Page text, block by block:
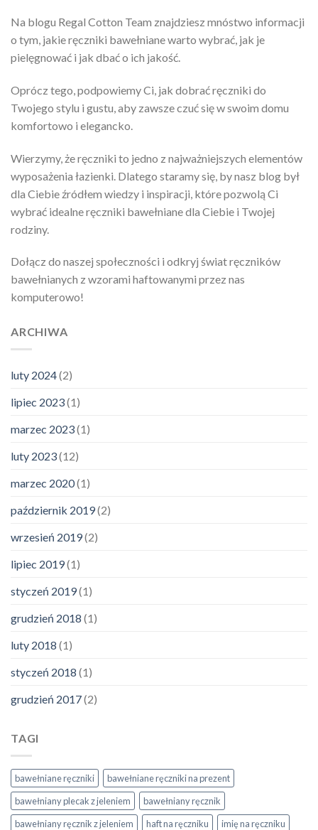
Na blogu Regal Cotton Team znajdziesz mnóstwo informacji
o tym, jakie ręczniki bawełniane warto wybrać, jak je
pielęgnować i jak dbać o ich jakość.
Oprócz tego, podpowiemy Ci, jak dobrać ręczniki do
Twojego stylu i gustu, aby zawsze czuć się w swoim domu
komfortowo i elegancko.
Wierzymy, że ręczniki to jedno z najważniejszych elementów
wyposażenia łazienki. Dlatego staramy się, by nasz blog był
dla Ciebie źródłem wiedzy i inspiracji, które pozwolą Ci
wybrać idealne ręczniki bawełniane dla Ciebie i Twojej
rodziny.
Dołącz do naszej społeczności i odkryj świat ręczników
bawełnianych z wzorami haftowanymi przez nas
komputerowo!
ARCHIWA
luty 2024(2)
lipiec 2023(1)
marzec 2023(1)
luty 2023(12)
marzec 2020(1)
październik 2019(2)
wrzesień 2019(2)
lipiec 2019(1)
styczeń 2019(1)
grudzień 2018 (1)
luty 2018 (1)
styczeń 2018 (1)
grudzień 2017(2)
TAGI
bawełniane ręczniki
bawełniane ręczniki na prezent
bawełniany plecak z jeleniem
bawełniany ręcznik
bawełniany ręcznik z jeleniem
haft na ręczniku
imię na ręczniku